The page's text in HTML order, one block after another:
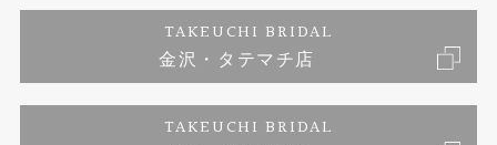
婚約ネックレス
ダイヤモンド
プロポーズサポート
ブランドリスト
お客様の声
TAKEUCHI BRIDAL
金沢・タテマチ店
TAKEUCHI BRIDAL